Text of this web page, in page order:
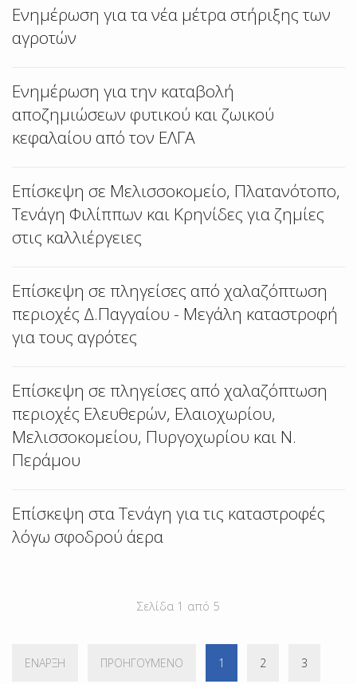
Ενημέρωση για τα νέα μέτρα στήριξης των
αγροτών
Ενημέρωση για την καταβολή
αποζημιώσεων φυτικού και ζωικού
κεφαλαίου από τον ΕΛΓΑ
Επίσκεψη σε Μελισσοκομείο, Πλατανότοπο,
Τενάγη Φιλίππων και Κρηνίδες για ζημίες
στις καλλιέργειες
Επίσκεψη σε πληγείσες από χαλαζόπτωση
περιοχές Δ.Παγγαίου - Μεγάλη καταστροφή
για τους αγρότες
Επίσκεψη σε πληγείσες από χαλαζόπτωση
περιοχές Ελευθερών, Ελαιοχωρίου,
Μελισσοκομείου, Πυργοχωρίου και Ν.
Περάμου
Επίσκεψη στα Τενάγη για τις καταστροφές
λόγω σφοδρού άερα
Σελίδα 1 από 5
ΈΝΑΡΞΗ ΠΡΟΗΓΟΎΜΕΝΟ 1 2 3